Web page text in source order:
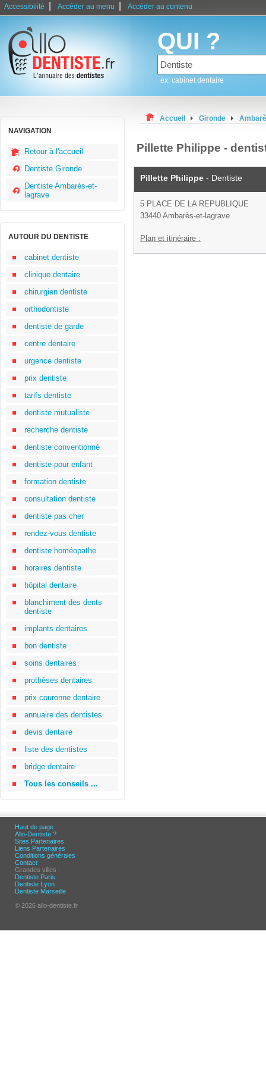
Accessibilité Accéder au menu Accéder au contenu
QUI ?
ex: cabinet dentaire
NAVIGATION
Retour à l'accueil
Dentiste Gironde
Dentiste Ambarès-et-
lagrave
AUTOUR DU DENTISTE
cabinet dentiste
clinique dentaire
chirurgien dentiste
orthodontiste
dentiste de garde
centre dentaire
urgence dentiste
prix dentiste
tarifs dentiste
dentiste mutualiste
recherche dentiste
dentiste conventionné
dentiste pour enfant
formation dentiste
consultation dentiste
dentiste pas cher
rendez-vous dentiste
dentiste homéopathe
horaires dentiste
hôpital dentaire
blanchiment des dents
dentiste
implants dentaires
bon dentiste
soins dentaires
prothèses dentaires
prix couronne dentaire
annuaire des dentistes
devis dentaire
liste des dentistes
bridge dentaire
Tous les conseils ...
Accueil Gironde
Pillette Philippe -
Pillette Philippe - Dentiste
5 PLACE DE LA REPUBLIQUE
33440 Ambarès-et-lagrave
Plan et itinéraire :
Haut de page
Allo-Dentiste ?
Sites Partenaires
Liens Partenaires
Conditions générales
Contact
Grandes villes :
Dentiste Paris
Dentiste Lyon
Dentiste Marseille
© 2026 allo-dentiste.fr